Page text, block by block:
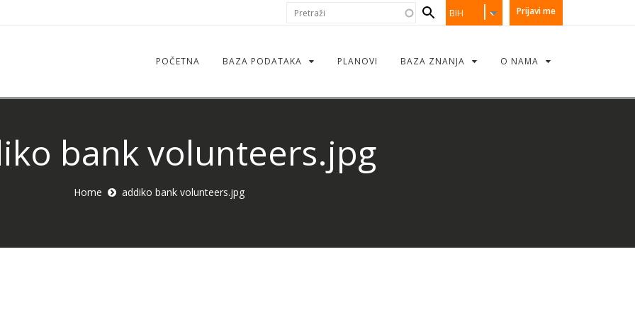
Prijavi me
BIH
Search
form
POČETNA BAZA PODATAKA PLANOVI BAZA ZNANJA O NAMA
bank volunteers.jpg
Home addiko bank volunteers.jpg